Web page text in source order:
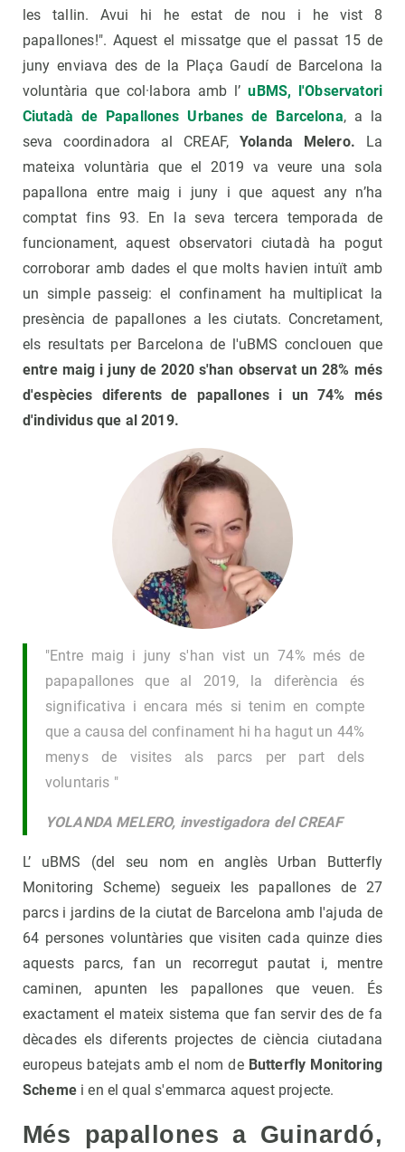
les tallin. Avui hi he estat de nou i he vist 8
papallones!". Aquest el missatge que el passat 15 de
juny enviava des de la Plaça Gaudí de Barcelona la
voluntària que col·labora amb l’uBMS, l'Observatori
Ciutadà de Papallones Urbanes de Barcelona, ​​a la
seva coordinadora al CREAF, Yolanda Melero.
La
mateixa voluntària que el 2019 va veure una sola
papallona entre maig i juny i que aquest any n’ha
comptat fins 93. En la seva tercera temporada de
funcionament, aquest observatori ciutadà ha pogut
corroborar amb dades el que molts havien intuït amb
un simple passeig: el confinament ha multiplicat la
presència de papallones a les ciutats. Concretament,
els resultats per Barcelona de l'uBMS conclouen que
entre maig i juny de 2020 s'han observat un 28% més
d'espècies diferents de papallones i un 74% més
d'individus que al 2019.
"Entre maig i juny s'han vist un 74% més de
papapallones que al 2019, la diferència és
significativa i encara més si tenim en compte
que a causa del confinament hi ha hagut un 44%
menys de visites als parcs per part dels
voluntaris "
YOLANDA MELERO, investigadora del CREAF
L’ uBMS (del seu nom en anglès Urban Butterfly
Monitoring Scheme) segueix les papallones de 27
parcs i jardins de la ciutat de Barcelona amb l'ajuda de
64 persones voluntàries que visiten cada quinze dies
aquests parcs, fan un recorregut pautat i, mentre
caminen, apunten les papallones que veuen. És
exactament el mateix sistema que fan servir des de fa
dècades els diferents projectes de ciència ciutadana
europeus batejats amb el nom de Butterfly Monitoring
Schemei en el qual s'emmarca aquest projecte.
Més papallones a Guinardó,